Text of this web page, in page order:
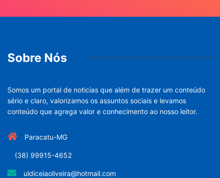
Sobre Nós
Somos um portal de noticias que além de trazer um conteúdo
sério e claro, valorizamos os assuntos sociais e levamos
conteúdo que agrega valor e conhecimento ao nosso leitor.
Paracatu-MG
(38) 99915-4652
uldiceiaoliveira@hotmail.com